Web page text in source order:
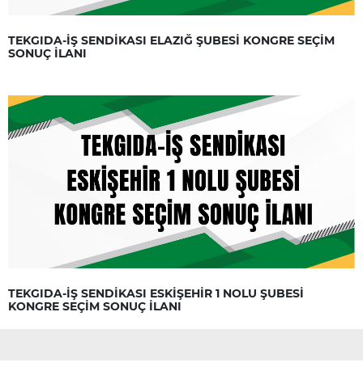
TEKGIDA-İŞ SENDİKASI ELAZIĞ ŞUBESİ KONGRE SEÇİM
SONUÇ İLANI
TEKGIDA-İŞ SENDİKASI ESKİŞEHİR 1 NOLU ŞUBESİ
KONGRE SEÇİM SONUÇ İLANI